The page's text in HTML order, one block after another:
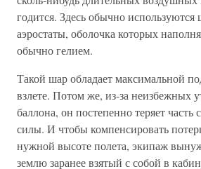
годится. Здесь обычно
аэростаты, оболочка которых
обычно гелием.
Такой шар обладает максимальной
взлете. Потом же, из-за неизбежных
баллона, он постепенно теряет часть
силы. И чтобы компенсировать
нужной высоте полета, экипаж
землю заранее взятый с собой в